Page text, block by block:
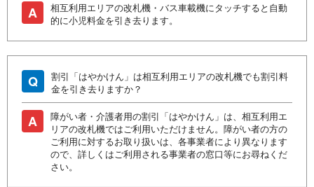
A
相互利用エリアの改札機・バス車載機にタッチすると自動
的に小児料金を引き去ります。
Q
割引「はやかけん」は相互利用エリアの改札機でも割引料
金を引き去りますか？
A
障がい者・介護者用の割引「はやかけん」は、相互利用エ
リアの改札機ではご利用いただけません。障がい者の方の
ご利用に対するお取り扱いは、各事業者により異なります
ので、詳しくはご利用される事業者の窓口等にお尋ねくだ
さい。